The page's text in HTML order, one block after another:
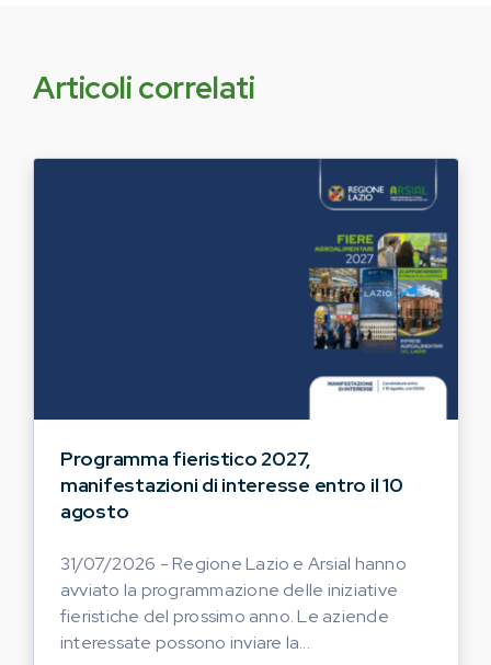
Articoli correlati
Programma fieristico 2027,
manifestazioni di interesse entro il 10
agosto
31/07/2026 - Regione Lazio e Arsial hanno
avviato la programmazione delle iniziative
fieristiche del prossimo anno. Le aziende
interessate possono inviare la...